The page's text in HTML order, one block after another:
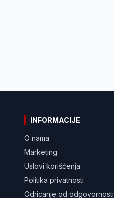
INFORMACIJE
O nama
Marketing
Uslovi korišćenja
Politika privatnosti
Odricanje od odgovornosti